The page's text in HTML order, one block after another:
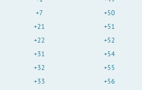
+7
+21
+22
+31
+32
+33
+50
+51
+52
+54
+55
+56